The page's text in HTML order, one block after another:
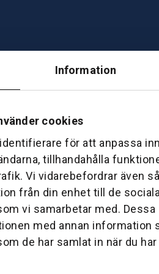
Information
cookies
för att anpassa
tillhandahålla
Vi vidarebefordrar även
från din enhet till de
vi samarbetar med. Dessa
med annan information
de har samlat in när du